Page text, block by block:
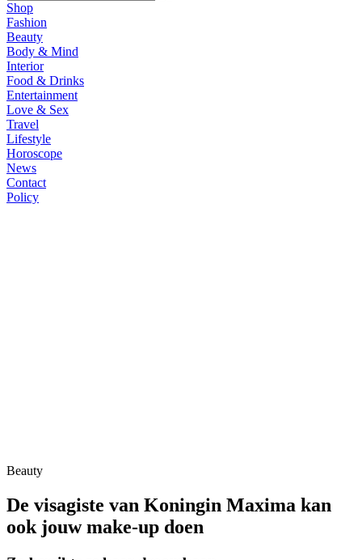
Shop
Fashion
Beauty
Body & Mind
Interior
Food & Drinks
Entertainment
Love & Sex
Travel
Lifestyle
Horoscope
News
Contact
Policy
Beauty
De visagiste van Koningin Maxima kan
ook jouw make-up doen